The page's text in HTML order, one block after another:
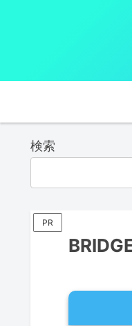
検索
PR